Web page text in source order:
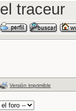
el traceur
Versión imprimible